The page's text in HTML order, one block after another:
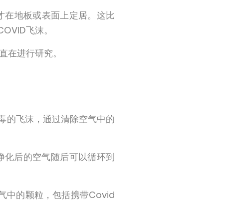
在地板或表面上定居。这比
飞沫。
进行研究。
的飞沫，通过清除空气中的
后的空气随后可以循环到
中的颗粒，包括携带Covid